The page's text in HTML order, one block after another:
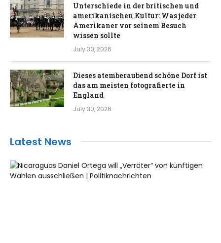
Unterschiede in der britischen und
amerikanischen Kultur: Was jeder
Amerikaner vor seinem Besuch
wissen sollte
July 30, 2026
Dieses atemberaubend schöne Dorf ist
das am meisten fotografierte in
England
July 30, 2026
Latest News